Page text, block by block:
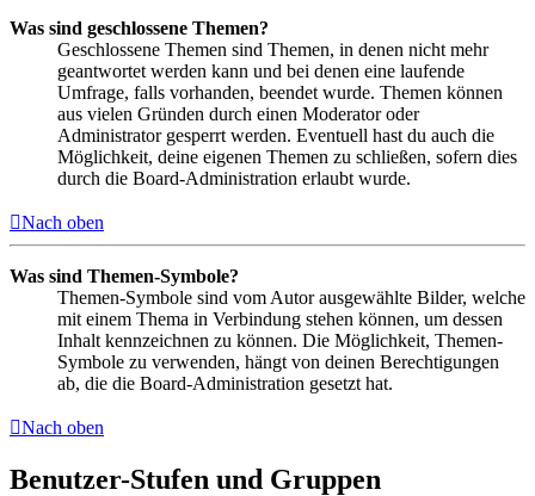
Was sind geschlossene Themen?
Geschlossene Themen sind Themen, in denen nicht mehr
geantwortet werden kann und bei denen eine laufende
Umfrage, falls vorhanden, beendet wurde. Themen können
aus vielen Gründen durch einen Moderator oder
Administrator gesperrt werden. Eventuell hast du auch die
Möglichkeit, deine eigenen Themen zu schließen, sofern dies
durch die Board-Administration erlaubt wurde.
Nach oben
Was sind Themen-Symbole?
Themen-Symbole sind vom Autor ausgewählte Bilder, welche
mit einem Thema in Verbindung stehen können, um dessen
Inhalt kennzeichnen zu können. Die Möglichkeit, Themen-
Symbole zu verwenden, hängt von deinen Berechtigungen
ab, die die Board-Administration gesetzt hat.
Nach oben
Benutzer-Stufen und Gruppen